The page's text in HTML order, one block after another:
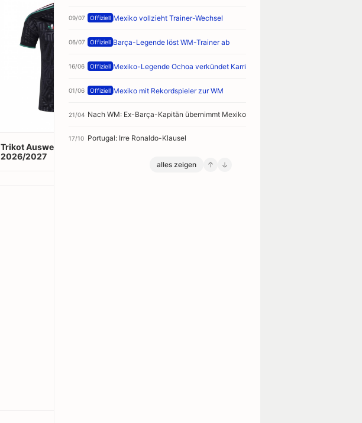
Trikot Ausweichtrikot
2026/2027
09/07 Offiziell Mexiko vollzieht Trainer-Wechsel
06/07 Offiziell Barça-Legende löst WM-Trainer ab
16/06 Offiziell Mexiko-Legende Ochoa verkündet Karriereende
01/06 Offiziell Mexiko mit Rekordspieler zur WM
21/04 Nach WM: Ex-Barça-Kapitän übernimmt Mexiko
17/10 Portugal: Irre Ronaldo-Klausel
alles zeigen